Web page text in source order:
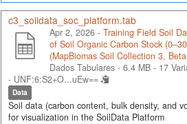
c3_soildata_soc_platform.tab
Apr 2, 2026 - Training Field Soil
of Soil Organic Carbon Stock
(MapBiomas Soil Collection 3,
Dados Tabulares - 6.4 MB - 17
- UNF:6:S2+O...uEw==
Data
Soil data (carbon content, bulk density, and
for visualization in the SoilData Platform